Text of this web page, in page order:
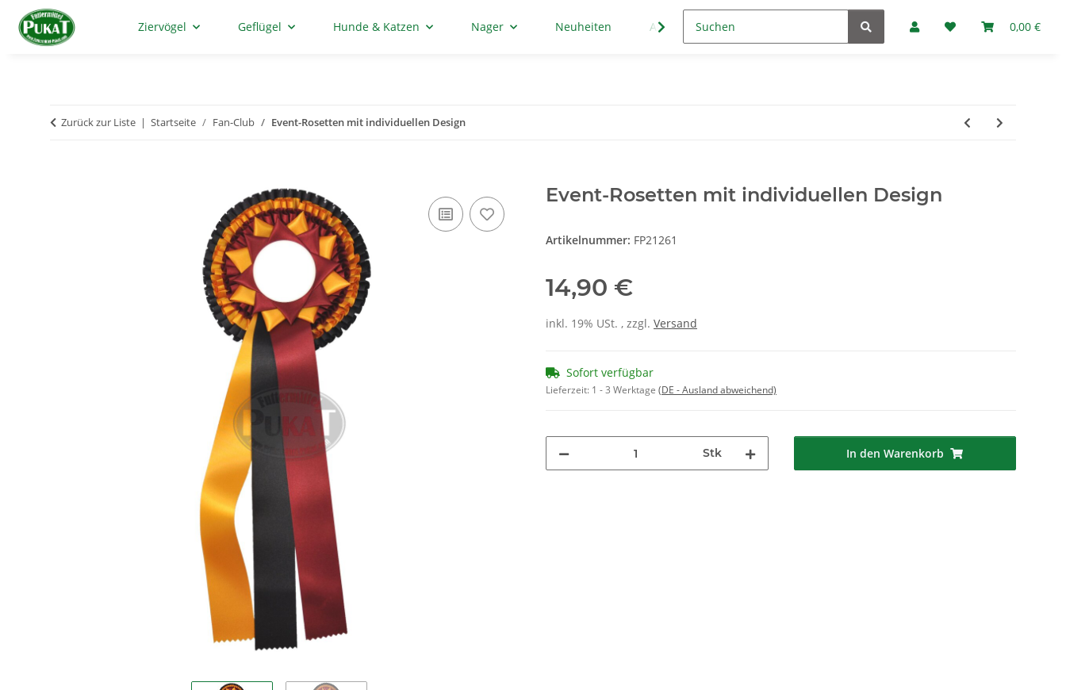
0,00 €
Ziervögel Geflügel Hunde & Katzen Nager Neuheiten Aktion Marken
Zurück zur Liste Startseite Fan-Club Event-Rosetten mit individuellen Design
Event-Rosetten mit individuellen Design
Artikelnummer: FP21261
14,90 €
inkl. 19% USt. , zzgl. Versand
Sofort verfügbar
Lieferzeit: 1 - 3 Werktage (DE - Ausland abweichend)
Stk In den Warenkorb